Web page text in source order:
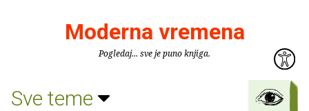
Moderna vremena
Pogledaj... sve je puno knjiga.
Sve teme